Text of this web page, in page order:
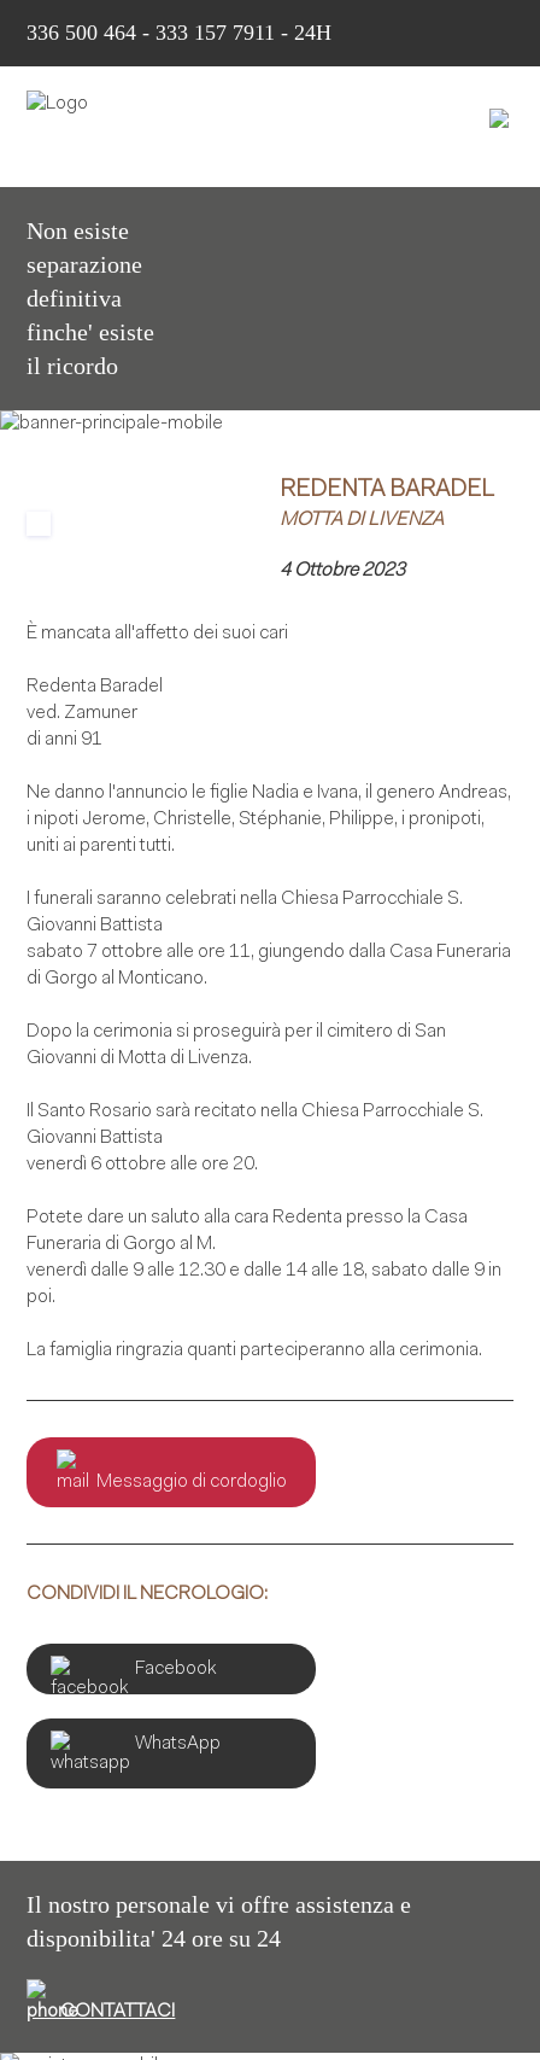
336 500 464 - 333 157 7911 - 24H
Non esiste
separazione
definitiva
finche' esiste
il ricordo
REDENTA BARADEL
MOTTA DI LIVENZA
4 Ottobre 2023
È mancata all'affetto dei suoi cari
Redenta Baradel
ved. Zamuner
di anni 91
Ne danno l'annuncio le figlie Nadia e Ivana, il genero Andreas,
i nipoti Jerome, Christelle, Stéphanie, Philippe, i pronipoti,
uniti ai parenti tutti.
I funerali saranno celebrati nella Chiesa Parrocchiale S.
Giovanni Battista
sabato 7 ottobre alle ore 11, giungendo dalla Casa Funeraria
di Gorgo al Monticano.
Dopo la cerimonia si proseguirà per il cimitero di San
Giovanni di Motta di Livenza.
Il Santo Rosario sarà recitato nella Chiesa Parrocchiale S.
Giovanni Battista
venerdì 6 ottobre alle ore 20.
Potete dare un saluto alla cara Redenta presso la Casa
Funeraria di Gorgo al M.
venerdì dalle 9 alle 12.30 e dalle 14 alle 18, sabato dalle 9 in
poi.
La famiglia ringrazia quanti parteciperanno alla cerimonia.
Messaggio di cordoglio
CONDIVIDI IL NECROLOGIO:
Facebook
WhatsApp
Il nostro personale vi offre assistenza e
disponibilita' 24 ore su 24
CONTATTACI